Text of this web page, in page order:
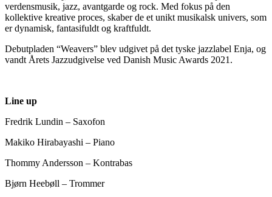
verdensmusik, jazz, avantgarde og rock. Med fokus på den
kollektive kreative proces, skaber de et unikt musikalsk univers, som
er dynamisk, fantasifuldt og kraftfuldt.
Debutpladen “Weavers” blev udgivet på det tyske jazzlabel Enja, og
vandt Årets Jazzudgivelse ved Danish Music Awards 2021.
Line up
Fredrik Lundin – Saxofon
Makiko Hirabayashi – Piano
Thommy Andersson – Kontrabas
Bjørn Heebøll – Trommer